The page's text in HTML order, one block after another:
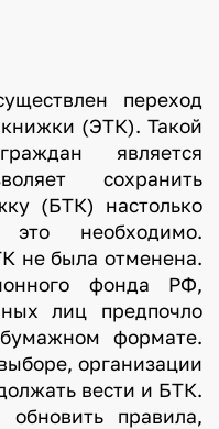
переход
(ЭТК). Такой
является
сохранить
(БТК) настолько
необходимо.
не была отменена.
фонда РФ,
лиц предпочло
формате.
организации
вести и БТК.
правила,